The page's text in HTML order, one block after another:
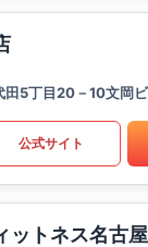
田5丁目20－10文岡
公式サイト
ットネス名古